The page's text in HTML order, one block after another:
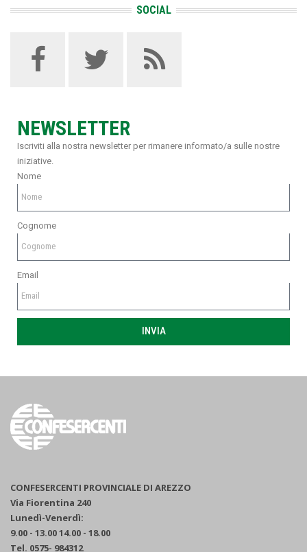
SOCIAL
NEWSLETTER
Iscriviti alla nostra newsletter per rimanere informato/a sulle nostre
iniziative.
Nome
Cognome
Email
INVIA
CONFESERCENTI PROVINCIALE DI AREZZO
Via Fiorentina 240
Lunedì-Venerdì:
9.00 - 13.00 14.00 - 18.00
Tel. 0575- 984312